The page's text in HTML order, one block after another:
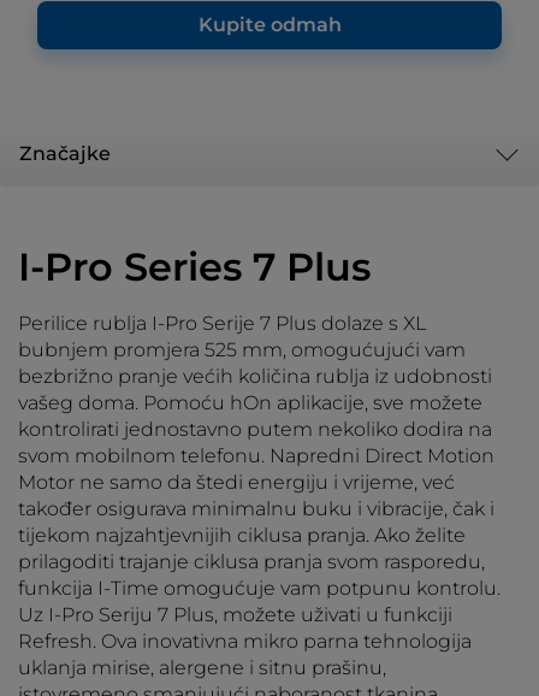
Kupite odmah
Značajke
I-Pro Series 7 Plus
Perilice rublja I-Pro Serije 7 Plus dolaze s XL
bubnjem promjera 525 mm, omogućujući vam
bezbrižno pranje većih količina rublja iz udobnosti
vašeg doma. Pomoću hOn aplikacije, sve možete
kontrolirati jednostavno putem nekoliko dodira na
svom mobilnom telefonu. Napredni Direct Motion
Motor ne samo da štedi energiju i vrijeme, već
također osigurava minimalnu buku i vibracije, čak i
tijekom najzahtjevnijih ciklusa pranja. Ako želite
prilagoditi trajanje ciklusa pranja svom rasporedu,
funkcija I-Time omogućuje vam potpunu kontrolu.
Uz I-Pro Seriju 7 Plus, možete uživati u funkciji
Refresh. Ova inovativna mikro parna tehnologija
uklanja mirise, alergene i sitnu prašinu,